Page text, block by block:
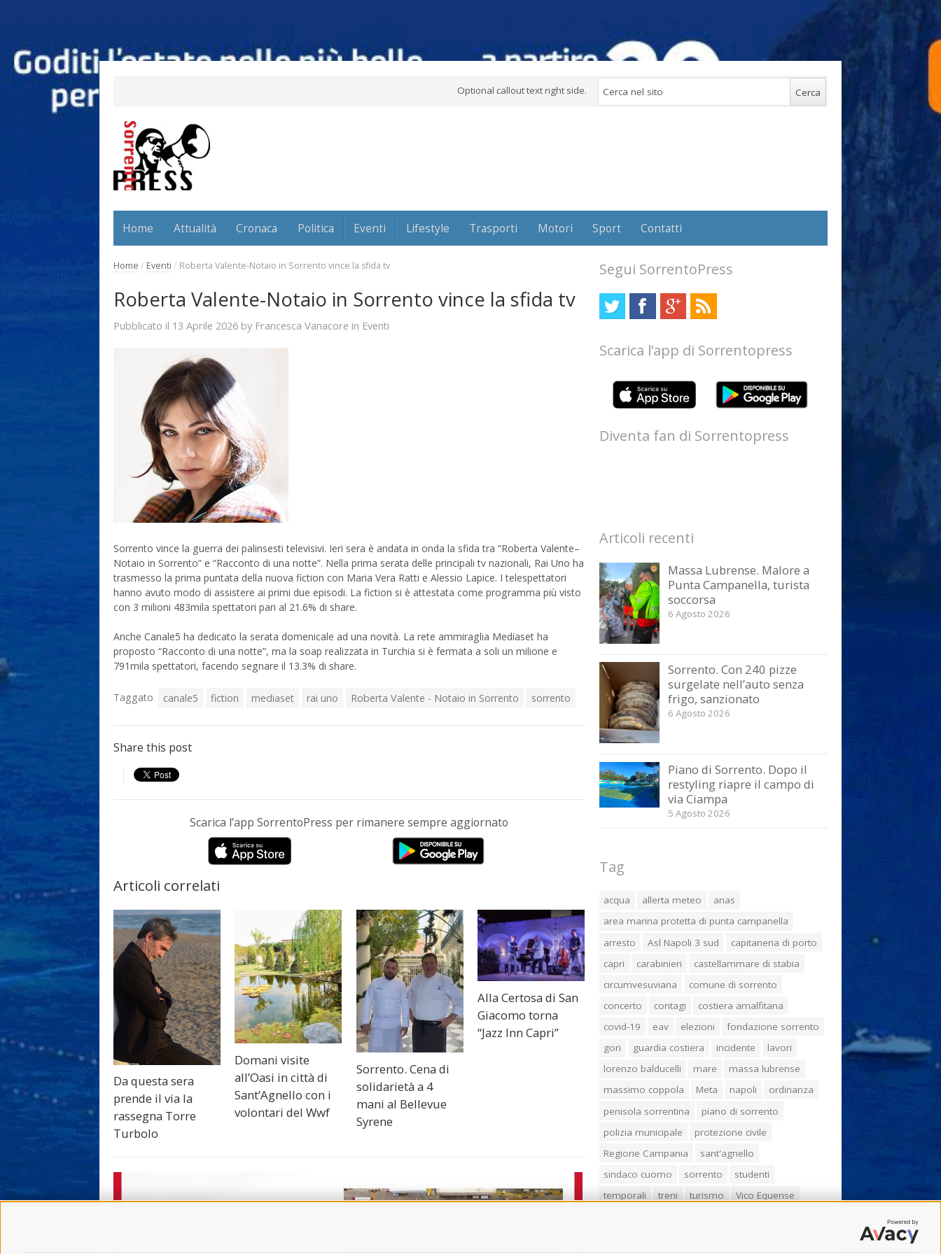
Optional callout text right side.
Home Attualità Cronaca Politica Eventi Lifestyle Trasporti Motori Sport Contatti
Home / Eventi / Roberta Valente-Notaio in Sorrento vince la sfida tv
Roberta Valente-Notaio in Sorrento vince la sfida tv
Pubblicato il 13 Aprile 2026 by Francesca Vanacore in Eventi
Sorrento vince la guerra dei palinsesti televisivi. Ieri sera è andata in onda la sfida tra “Roberta Valente–
Notaio in Sorrento” e “Racconto di una notte”. Nella prima serata delle principali tv nazionali, Rai Uno ha
trasmesso la prima puntata della nuova fiction con Maria Vera Ratti e Alessio Lapice. I telespettatori
hanno avuto modo di assistere ai primi due episodi. La fiction si è attestata come programma più visto
con 3 milioni 483mila spettatori pari al 21.6% di share.
Anche Canale5 ha dedicato la serata domenicale ad una novità. La rete ammiraglia Mediaset ha
proposto “Racconto di una notte”, ma la soap realizzata in Turchia si è fermata a soli un milione e
791mila spettatori, facendo segnare il 13.3% di share.
Taggato canale5 fiction mediaset rai uno Roberta Valente - Notaio in Sorrento sorrento
Share this post
Scarica l’app SorrentoPress per rimanere sempre aggiornato
Articoli correlati
Da questa sera
prende il via la
rassegna Torre
Turbolo
Domani visite
all’Oasi in città di
Sant’Agnello con i
volontari del Wwf
Sorrento. Cena di
solidarietà a 4
mani al Bellevue
Syrene
Alla Certosa di San
Giacomo torna
“Jazz Inn Capri”
Segui SorrentoPress
Scarica l’app di Sorrentopress
Diventa fan di Sorrentopress
Articoli recenti
Massa Lubrense. Malore a
Punta Campanella, turista
soccorsa
6 Agosto 2026
Sorrento. Con 240 pizze
surgelate nell’auto senza
frigo, sanzionato
6 Agosto 2026
Piano di Sorrento. Dopo il
restyling riapre il campo di
via Ciampa
5 Agosto 2026
Tag
acqua allerta meteo
anas
area marina protetta di punta campanella
arresto
Asl Napoli 3 sud
capitaneria di porto
capri
carabinieri
castellammare di stabia
circumvesuviana
comune di sorrento
concerto
contagi
costiera amalfitana
covid-19
eav elezioni
fondazione sorrento
gori
guardia costiera incidente
lavori
lorenzo balducelli
mare
massa lubrense
massimo coppola
Meta napoli
ordinanza
penisola sorrentina
piano di sorrento
polizia municipale
protezione civile
Regione Campania
sant'agnello
sindaco cuomo
sorrento
studenti
temporali
treni turismo
Vico Equense